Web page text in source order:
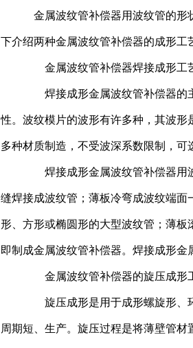
金属波纹管补偿器用波纹管的形
下介绍两种金属波纹管补偿器的成形工
金属波纹管补偿器焊接成形工
焊接成形金属波纹管补偿器的
性。波纹模片的波形有许多种，其波
多种材质制造，不受波深系数限制，可
焊接成形金属波纹管补偿器用波
缝焊接成波纹管；薄板冷弯成波纹端
形、方形或椭圆形的大型波纹管；薄板
即制成金属波纹管补偿器。焊接成形金
金属波纹管补偿器的旋压成形
旋压成形是用于成形螺旋形、环
周期短、生产。旋压过程是将薄壁管材